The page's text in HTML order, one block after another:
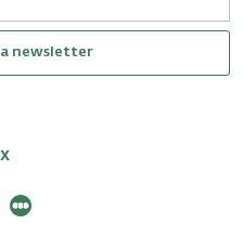
newsletter
Bluesky